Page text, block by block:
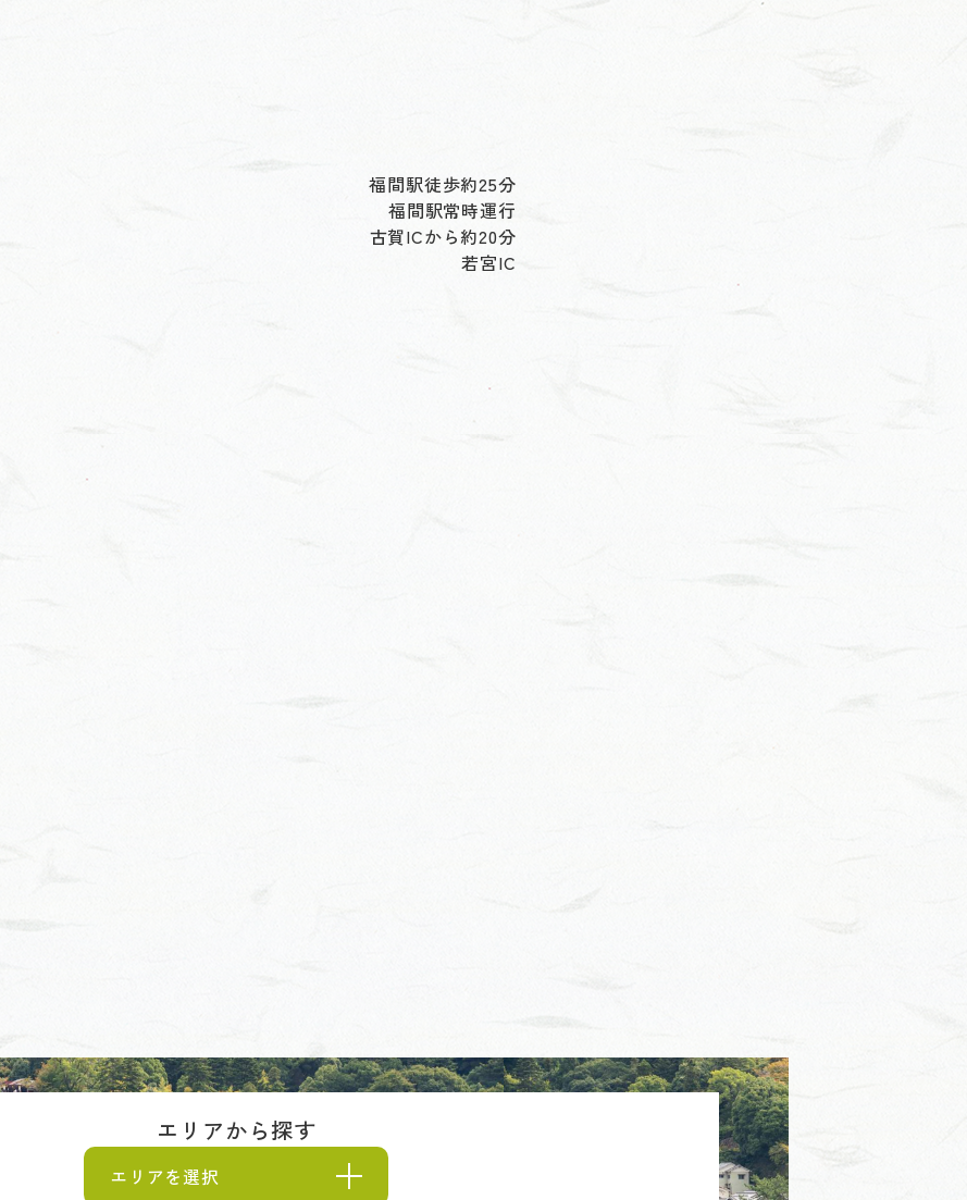
福間駅徒歩約25分
福間駅常時運行
古賀ICから約20分
若宮IC
エリアから探す
エリアを選択